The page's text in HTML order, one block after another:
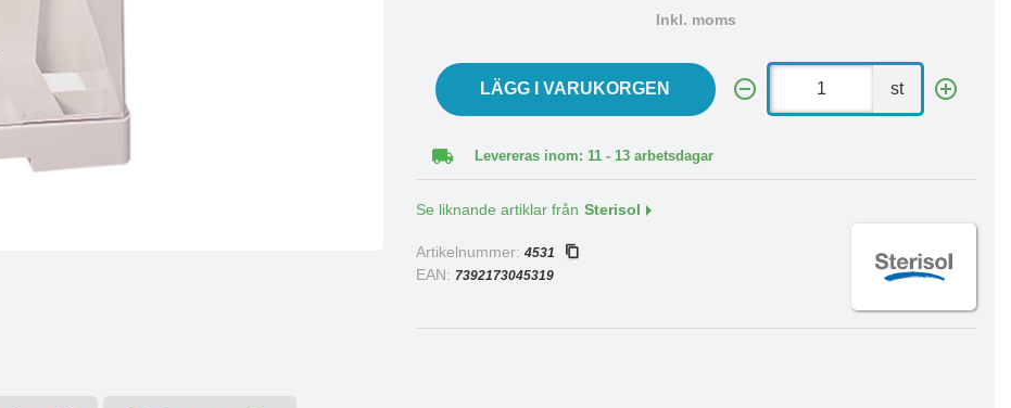
Inkl. moms
LÄGG I VARUKORGEN st
Levereras inom: 11 - 13 arbetsdagar
Se liknande artiklar från Sterisol
Artikelnummer:4531
EAN: 7392173045319